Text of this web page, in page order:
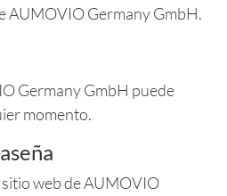
AUMOVIO Germany GmbH.
Germany GmbH puede
momento.
web de AUMOVIO